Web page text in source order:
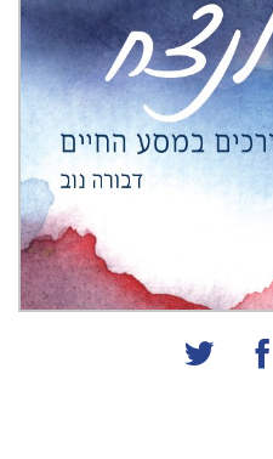
באמצעות אימייל
שיתוף בפייסבוק